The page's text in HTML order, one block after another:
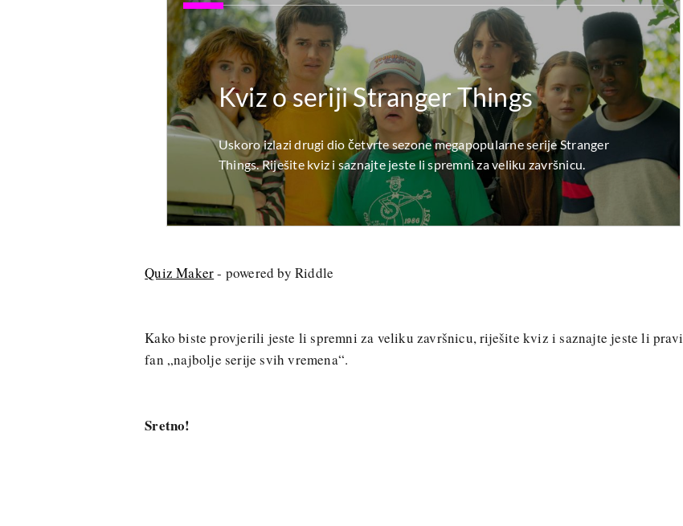
Quiz Maker- powered by Riddle
Kako biste provjerili jeste li spremni za veliku završnicu, riješite kviz i saznajte jeste li pravi
fan „najbolje serije svih vremena“.
Sretno!